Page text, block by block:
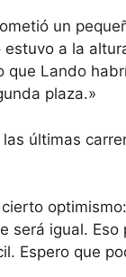
un
a la
que Lando
plaza.»
últimas
será igual. Eso
Espero que